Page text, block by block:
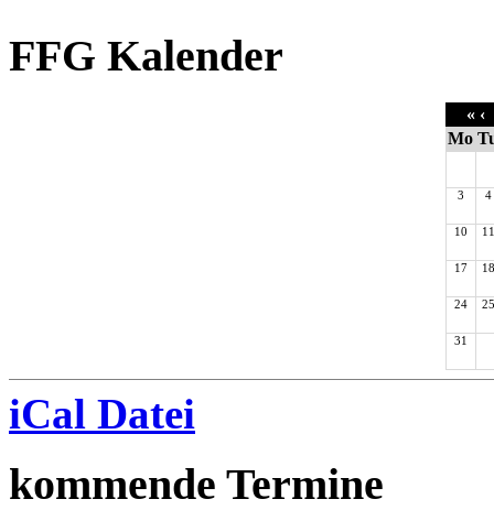
FFG Kalender
« ‹
Mo
3 4
10 11
17 18
24 25
31
iCal Datei
kommende Termine